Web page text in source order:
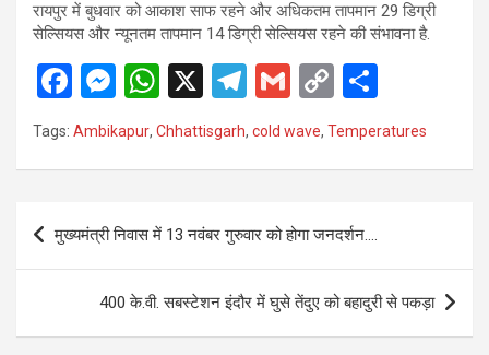
रायपुर में बुधवार को आकाश साफ रहने और अधिकतम तापमान 29 डिग्री
सेल्सियस और न्यूनतम तापमान 14 डिग्री सेल्सियस रहने की संभावना है.
F
a
o
M
se
g
W
h
A
p
X
T
el
e
a
G
ail
C
o
py
n
h
Tags: Ambikapur, Chhattisgarh, cold wave, Temperatures
Post
navigation
मुख्यमंत्री निवास में 13 नवंबर गुरुवार को होगा जनदर्शन….
400 के.वी. सबस्टेशन इंदौर में घुसे तेंदुए को बहादुरी से पकड़ा